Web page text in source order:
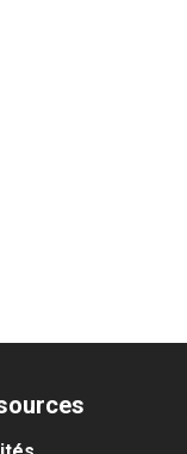
: Environnement